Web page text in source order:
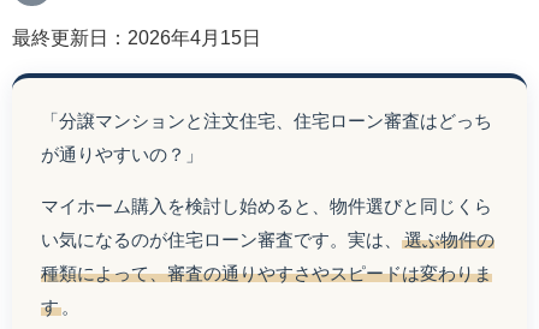
最終更新日：2026年4月15日
「分譲マンションと注文住宅、住宅ローン審査はどっち
が通りやすいの？」
マイホーム購入を検討し始めると、物件選びと同じくら
い気になるのが住宅ローン審査です。実は、
選ぶ物件の
種類によって、審査の通りやすさやスピードは変わりま
す 。